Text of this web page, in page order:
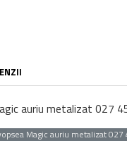
auriu metalizat 027
Magic auriu metalizat 027